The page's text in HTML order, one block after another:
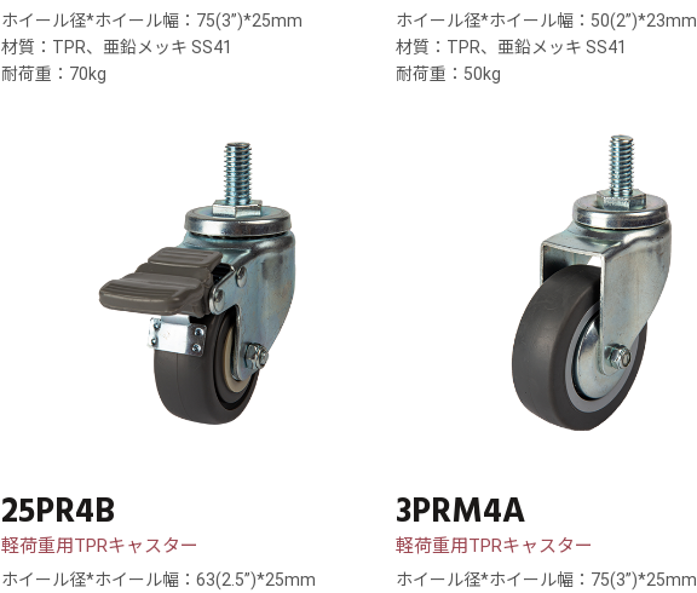
ホイール径*ホイール幅：75(3”)*25mm
材質：TPR、亜鉛メッキ SS41
耐荷重：70kg
ホイール径*ホイール幅：50(2”)*23mm
材質：TPR、亜鉛メッキ SS41
耐荷重：50kg
25PR4B
軽荷重用TPRキャスター
ホイール径*ホイール幅：63(2.5”)*25mm
3PRM4A
軽荷重用TPRキャスター
ホイール径*ホイール幅：75(3”)*25mm